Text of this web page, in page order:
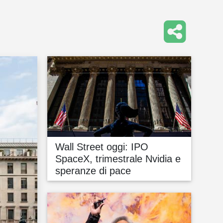
Wall Street oggi: IPO
SpaceX, trimestrale Nvidia e
speranze di pace